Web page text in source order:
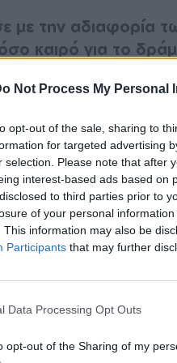
Not Process My Personal
opt-out of the sale, sharing to
for targeted advertising
selection. Please note that after
interest-based ads based on
to third parties prior to
of your personal
This information may also be
Participants that may further
Data Processing Opt Outs
opt-out of the Sharing of my
την αδιαφορία
καιρό για το
τα λαμπάκια όμως
ίδια στιγμή
Ε όχι ρε Τάσο. Ο
είναι να προσέχουμε
της κοινωνίας.